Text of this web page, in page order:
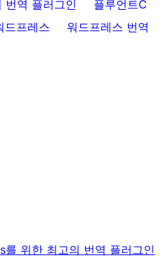
역 플러그인
플루언트C
드프레스 워드프레스 번역
를 위한 최고의 번역 플러그인